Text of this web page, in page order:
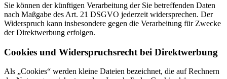
Sie können der künftigen Verarbeitung der Sie betreffenden Daten
nach Maßgabe des Art. 21 DSGVO jederzeit widersprechen. Der
Widerspruch kann insbesondere gegen die Verarbeitung für Zwecke
der Direktwerbung erfolgen.
Cookies und Widerspruchsrecht bei Direktwerbung
Als „Cookies“ werden kleine Dateien bezeichnet, die auf Rechnern